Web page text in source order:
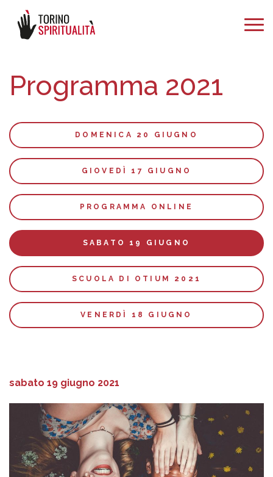
Programma 2021
DOMENICA 20 GIUGNO
GIOVEDÌ 17 GIUGNO
PROGRAMMA ONLINE
SABATO 19 GIUGNO
SCUOLA DI OTIUM 2021
VENERDÌ 18 GIUGNO
sabato 19 giugno 2021